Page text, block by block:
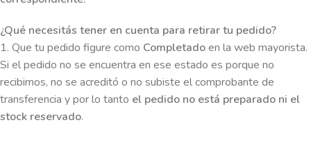
¿Qué necesitás tener en cuenta para retirar tu pedido?
1. Que tu pedido figure como Completadoen la web mayorista.
Si el pedido no se encuentra en ese estado es porque no
recibimos, no se acreditó o no subiste el comprobante de
transferencia y por lo tanto el pedido no está preparado ni el
stock reservado.